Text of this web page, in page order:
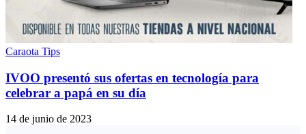
Caraota Tips
IVOO presentó sus ofertas en tecnología para
celebrar a papá en su día
14 de junio de 2023